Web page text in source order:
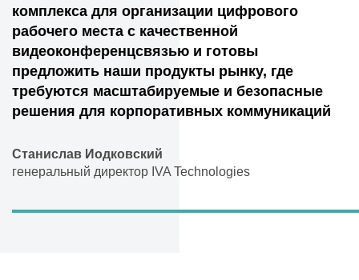
комплекса для организации цифрового
рабочего места с качественной
видеоконференцсвязью и готовы
предложить наши продукты рынку, где
требуются масштабируемые и безопасные
решения для корпоративных коммуникаций
Станислав Иодковский
генеральный директор IVA Technologies